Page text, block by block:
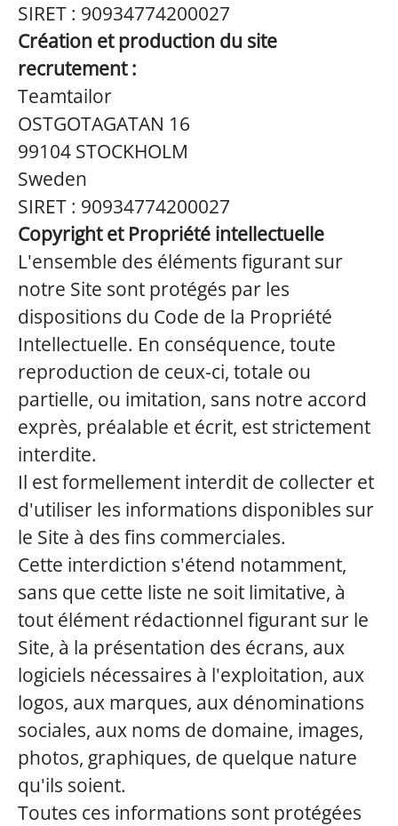
SIRET : 90934774200027
Création et production du site
recrutement :
Teamtailor
OSTGOTAGATAN 16
99104 STOCKHOLM
Sweden
SIRET : 90934774200027
Copyright et Propriété intellectuelle
L'ensemble des éléments figurant sur
notre Site sont protégés par les
dispositions du Code de la Propriété
Intellectuelle. En conséquence, toute
reproduction de ceux-ci, totale ou
partielle, ou imitation, sans notre accord
exprès, préalable et écrit, est strictement
interdite.
Il est formellement interdit de collecter et
d'utiliser les informations disponibles sur
le Site à des fins commerciales.
Cette interdiction s'étend notamment,
sans que cette liste ne soit limitative, à
tout élément rédactionnel figurant sur le
Site, à la présentation des écrans, aux
logiciels nécessaires à l'exploitation, aux
logos, aux marques, aux dénominations
sociales, aux noms de domaine, images,
photos, graphiques, de quelque nature
qu'ils soient.
Toutes ces informations sont protégées